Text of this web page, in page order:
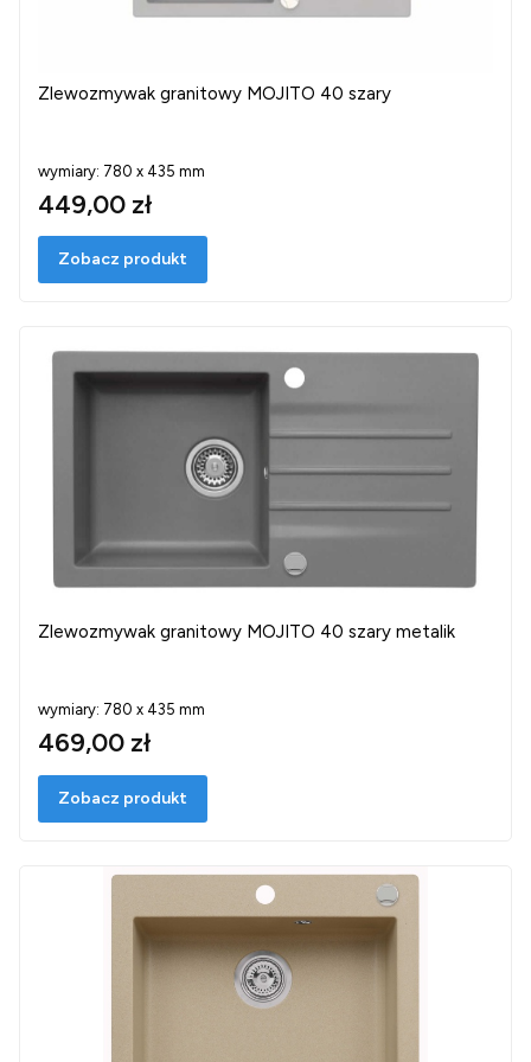
Zlewozmywak granitowy MOJITO 40 szary
wymiary: 780 x 435 mm
449,00 zł
Zobacz produkt
Zlewozmywak granitowy MOJITO 40 szary metalik
wymiary: 780 x 435 mm
469,00 zł
Zobacz produkt